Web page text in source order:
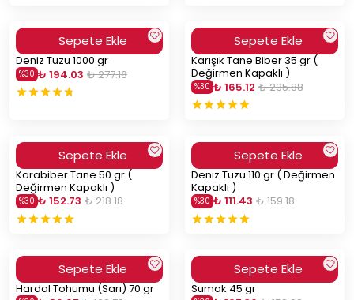
Sepete Ekle
Deniz Tuzu 1000 gr
%30 ₺ 194.03 ₺ 277.18
Sepete Ekle
Karışık Tane Biber 35 gr (
Değirmen Kapaklı )
%30 ₺ 165.12 ₺ 235.88
Sepete Ekle
Karabiber Tane 50 gr (
Değirmen Kapaklı )
%30 ₺ 152.73 ₺ 218.18
Sepete Ekle
Deniz Tuzu 110 gr ( Değirmen
Kapaklı )
%30 ₺ 111.43 ₺ 159.18
Sepete Ekle
Hardal Tohumu (Sarı) 70 gr
Sepete Ekle
Sumak 45 gr